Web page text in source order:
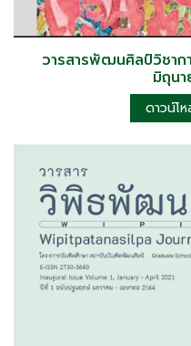
วารสารพัฒนศิลป์วิชา
มิถุน
ดาวน์โ